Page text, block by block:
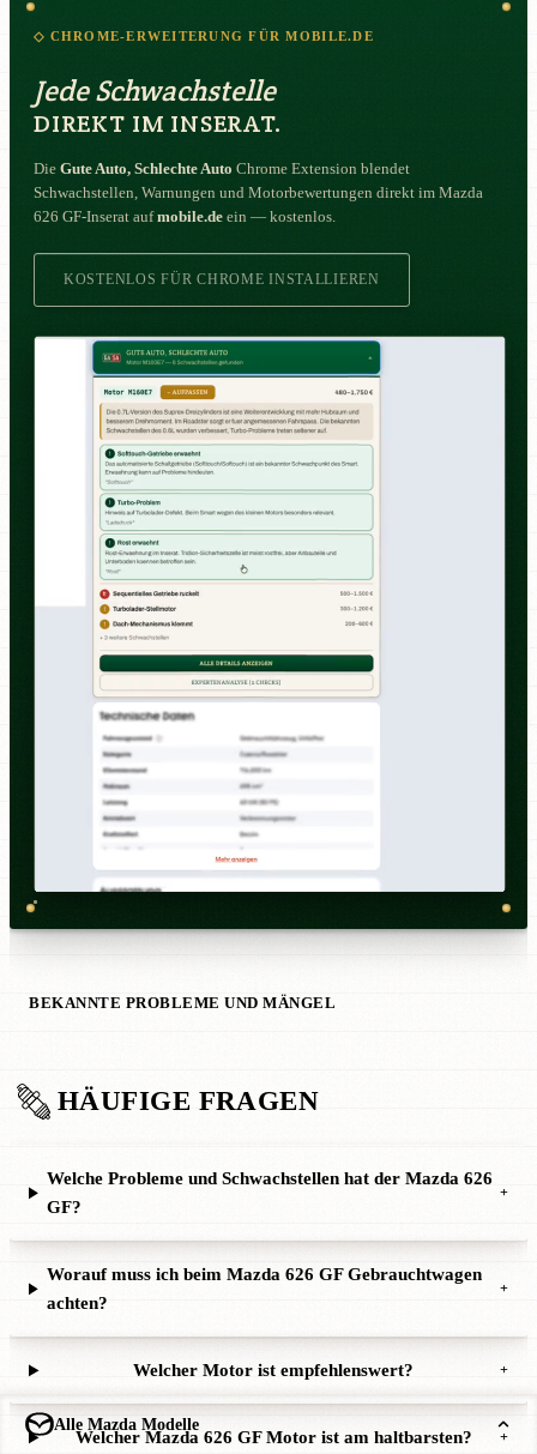
◇ CHROME-ERWEITERUNG FÜR MOBILE.DE
Jede Schwachstelle
DIREKT IM INSERAT.
Die Gute Auto, Schlechte Auto Chrome Extension blendet
Schwachstellen, Warnungen und Motorbewertungen direkt im Mazda
626 GF-Inserat aufmobile.de ein — kostenlos.
KOSTENLOS FÜR CHROME INSTALLIEREN
BEKANNTE PROBLEME UND MÄNGEL
HÄUFIGE FRAGEN
Welche Probleme und Schwachstellen hat der Mazda 626
GF?
+
Worauf muss ich beim Mazda 626 GF Gebrauchtwagen
achten?
+
Welcher Motor ist empfehlenswert? +
Welcher Mazda 626 GF Motor ist am haltbarsten? +
Alle Mazda Modelle